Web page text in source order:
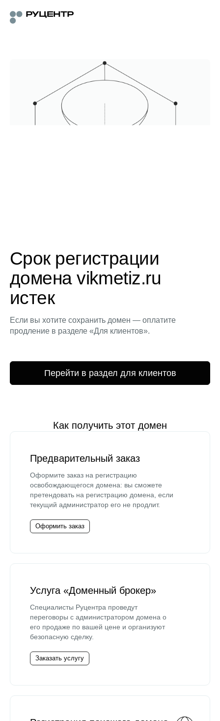
Срок регистрации
домена vikmetiz.ru
истек
Если вы хотите сохранить домен — оплатите
продление в разделе «Для клиентов».
Перейти в раздел для клиентов
Как получить этот домен
Предварительный заказ
Оформите заказ на регистрацию
освобождающегося домена: вы сможете
претендовать на регистрацию домена, если
текущий администратор его не продлит.
Оформить заказ
Услуга «Доменный брокер»
Специалисты Руцентра проведут
переговоры с администратором домена о
его продаже по вашей цене и организуют
безопасную сделку.
Заказать услугу